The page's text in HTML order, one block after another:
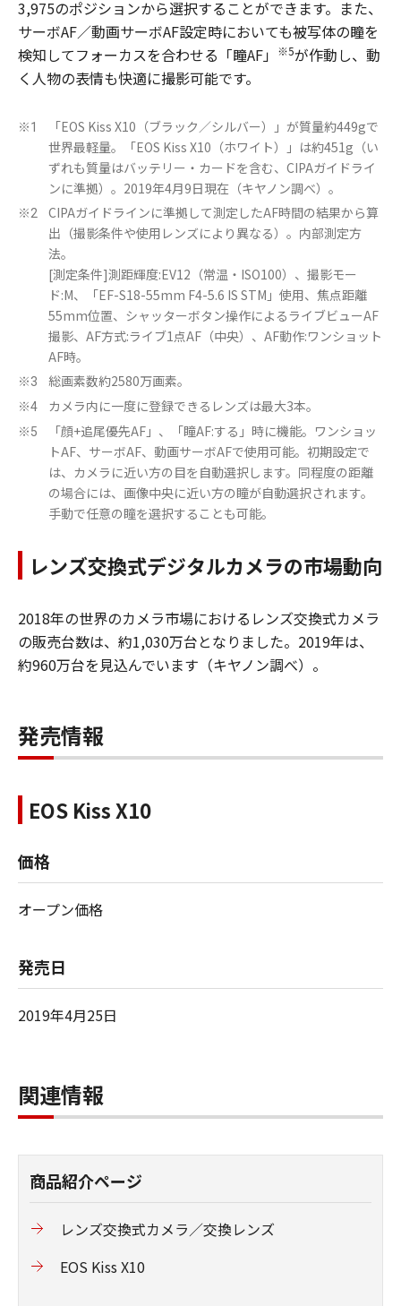
3,975のポジションから選択することができます。また、
サーボAF／動画サーボAF設定時においても被写体の瞳を
検知してフォーカスを合わせる「瞳AF」
※5が作動し、動
く人物の表情も快適に撮影可能です。
※1
「EOS Kiss X10（ブラック／シルバー）」が質量約449gで
世界最軽量。「EOS Kiss X10（ホワイト）」は約451g（い
ずれも質量はバッテリー・カードを含む、CIPAガイドライ
ンに準拠）。2019年4月9日現在（キヤノン調べ）。
※2
CIPAガイドラインに準拠して測定したAF時間の結果から算
出（撮影条件や使用レンズにより異なる）。内部測定方
法。
[測定条件]測距輝度:EV12（常温・ISO100）、撮影モー
ド:M、「EF-S18-55mm F4-5.6 IS STM」使用、焦点距離
55mm位置、シャッターボタン操作によるライブビューAF
撮影、AF方式:ライブ1点AF（中央）、AF動作:ワンショット
AF時。
※3 総画素数約2580万画素。
※4 カメラ内に一度に登録できるレンズは最大3本。
※5
「顔+追尾優先AF」、「瞳AF:する」時に機能。ワンショッ
トAF、サーボAF、動画サーボAFで使用可能。初期設定で
は、カメラに近い方の目を自動選択します。同程度の距離
の場合には、画像中央に近い方の瞳が自動選択されます。
手動で任意の瞳を選択することも可能。
レンズ交換式デジタルカメラの市場動向
2018年の世界のカメラ市場におけるレンズ交換式カメラ
の販売台数は、約1,030万台となりました。2019年は、
約960万台を見込んでいます（キヤノン調べ）。
発売情報
EOS Kiss X10
価格
オープン価格
発売日
2019年4月25日
関連情報
商品紹介ページ
レンズ交換式カメラ／交換レンズ
EOS Kiss X10